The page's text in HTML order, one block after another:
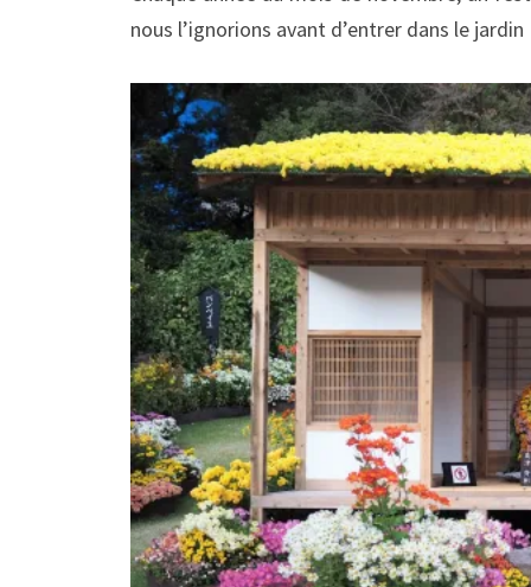
nous l’ignorions avant d’entrer dans le jardin